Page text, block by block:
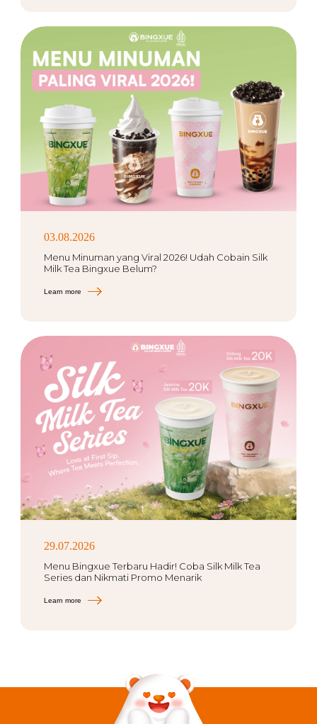
03.08.2026
Menu Minuman yang Viral 2026! Udah Cobain Silk
Milk Tea Bingxue Belum?
Learn more
29.07.2026
Menu Bingxue Terbaru Hadir! Coba Silk Milk Tea
Series dan Nikmati Promo Menarik
Learn more